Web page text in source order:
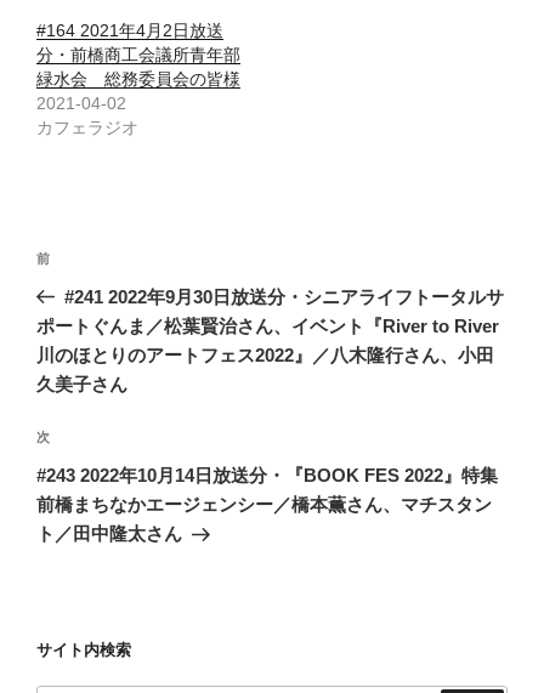
#164 2021年4月2日放送
分・前橋商工会議所青年部
緑水会 総務委員会の皆様
2021-04-02
カフェラジオ
投
ナ
ビ
ゲ
シ
ョ
ン
前
の
投
稿
前
#241 2022年9月30日放送分・シニアライフトータルサ
ポートぐんま／松葉賢治さん、イベント『River to River
川のほとりのアートフェス2022』／八木隆行さん、小田
久美子さん
次
の
投
稿
次
#243 2022年10月14日放送分・『BOOK FES 2022』特集
前橋まちなかエージェンシー／橋本薫さん、マチスタン
ト／田中隆太さん
サイト内検索